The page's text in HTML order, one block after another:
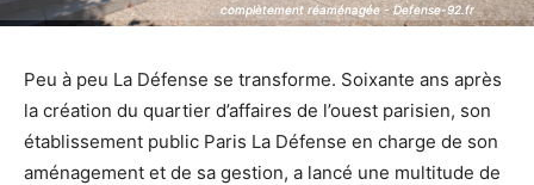
complètement réaménagée - Defense-92.fr
complètement réaménagée - Defense-92.fr
Peu à peu La Défense se transforme. Soixante ans après
la création du quartier d’affaires de l’ouest parisien, son
établissement public Paris La Défense en charge de son
aménagement et de sa gestion, a lancé une multitude de